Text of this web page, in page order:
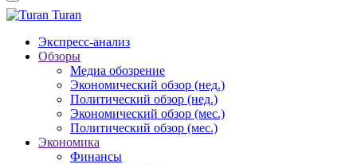
Turan
Экспресс-анализ
Обзоры
Медиа обозрение
Экономический обзор (нед.)
Политический обзор (нед.)
Экономический обзор (мес.)
Политический обзор (мес.)
Экономика
Финансы